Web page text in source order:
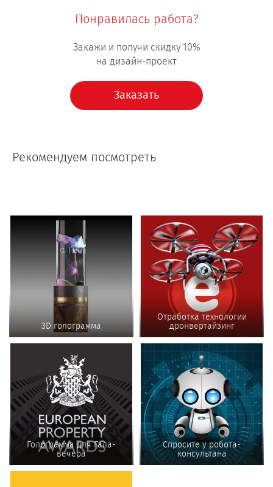
Понравилась работа?
Закажи и получи скидку 10%
на дизайн-проект
Заказать
Рекомендуем посмотреть
3D голограмма
Отработка технологии
дронвертайзинг
Голограмма для Гала-
вечера
Спросите у робота-
консультана